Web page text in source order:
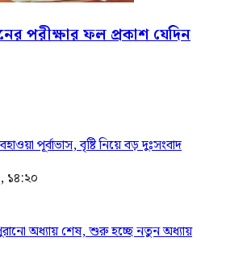
পরীক্ষার ফল প্রকাশ যেদিন
পূর্বাভাস, বৃষ্টি নিয়ে বড় দুঃসংবাদ
১৪:২০
অধ্যায় শেষ, শুরু হচ্ছে নতুন অধ্যায়